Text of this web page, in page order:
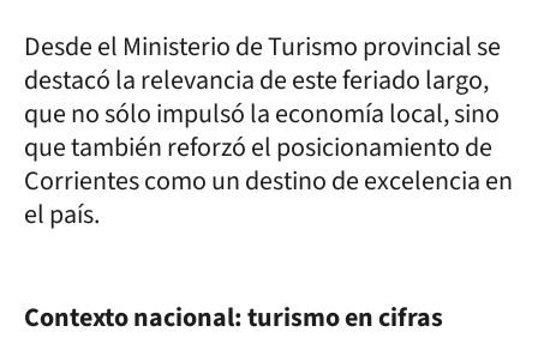
Desde el Ministerio de Turismo provincial se
destacó la relevancia de este feriado largo,
que no sólo impulsó la economía local, sino
que también reforzó el posicionamiento de
Corrientes como un destino de excelencia en
el país.
Contexto nacional: turismo en cifras